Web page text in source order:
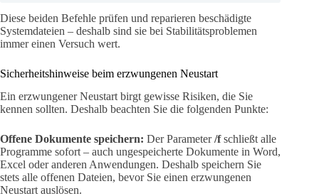
Diese beiden Befehle prüfen und reparieren beschädigte
Systemdateien – deshalb sind sie bei Stabilitätsproblemen
immer einen Versuch wert.
Sicherheitshinweise beim erzwungenen Neustart
Ein erzwungener Neustart birgt gewisse Risiken, die Sie
kennen sollten. Deshalb beachten Sie die folgenden Punkte:
Offene Dokumente speichern: Der Parameter/fschließt alle
Programme sofort – auch ungespeicherte Dokumente in Word,
Excel oder anderen Anwendungen. Deshalb speichern Sie
stets alle offenen Dateien, bevor Sie einen erzwungenen
Neustart auslösen.